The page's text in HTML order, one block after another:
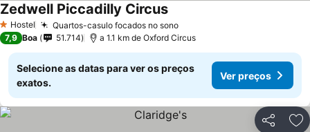
1 Estrelas
Hostel Quartos-casulo focados no sonoVer preços
Zedwell Piccadilly CircusVer preços
7,9 Boa 51.714 a 1.1 km de Oxford Circus
Selecione as datas para ver os preços
exatos.
Ver preços
Partilhar